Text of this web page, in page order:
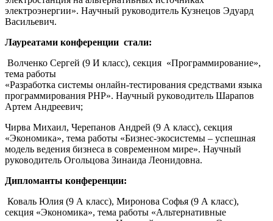
электроэнергии». Научный руководитель Кузнецов Эдуард
Васильевич.
Лауреатами конференции стали:
Волченко Сергей (9 И класс), секция «Программирование»,
тема работы
«Разработка системы онлайн-тестирования средствами языка
программирования PHP». Научный руководитель Шарапов
Артем Андреевич;
Чирва Михаил, Черепанов Андрей (9 А класс), секция
«Экономика», тема работы «Бизнес-экосистемы – успешная
модель ведения бизнеса в современном мире». Научный
руководитель Огольцова Зинаида Леонидовна.
Дипломанты конференции:
Коваль Юлия (9 А класс), Миронова Софья (9 А класс),
секция «Экономика», тема работы «Альтернативные